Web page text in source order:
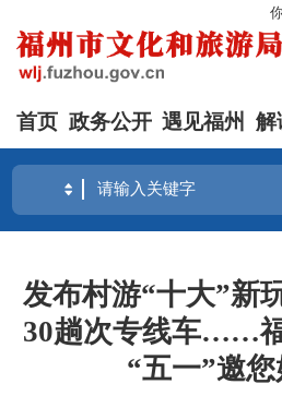
首页 政务公开 遇见福州 解
发布村游“十大”新
30趟次专线车……
“五一”邀